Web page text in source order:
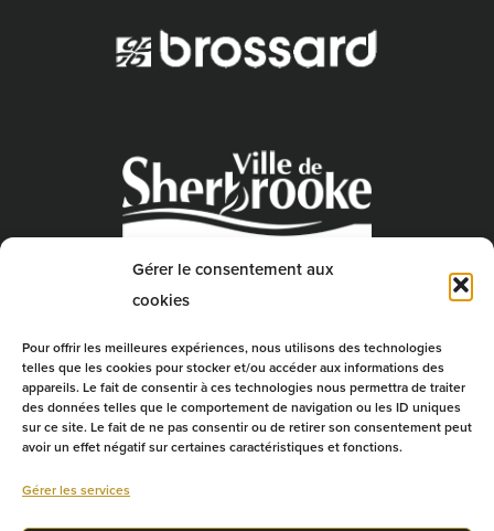
Gérer le consentement aux
cookies
Pour offrir les meilleures expériences, nous utilisons des technologies
telles que les cookies pour stocker et/ou accéder aux informations des
appareils. Le fait de consentir à ces technologies nous permettra de traiter
des données telles que le comportement de navigation ou les ID uniques
sur ce site. Le fait de ne pas consentir ou de retirer son consentement peut
avoir un effet négatif sur certaines caractéristiques et fonctions.
Gérer les services